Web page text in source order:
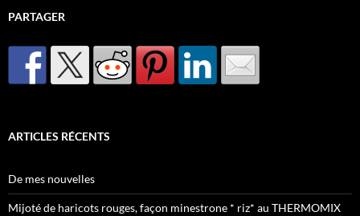
PARTAGER
ARTICLES RÉCENTS
De mes nouvelles
Mijoté de haricots rouges, façon minestrone * riz* au THERMOMIX